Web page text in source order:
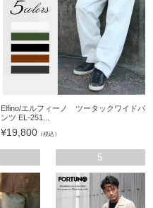
Elfino/エルフィーノ ツータックワイドパ
ンツ EL-251...
¥19,800 （税込）
5